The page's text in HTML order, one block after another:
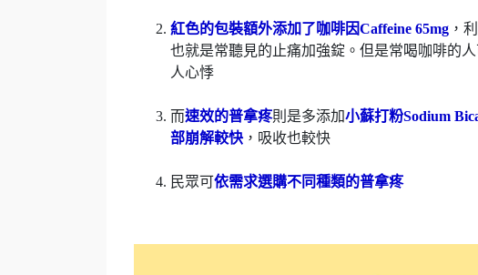
紅色的包裝額外添加了咖啡因Caffeine 65mg ，
也就是常聽見的止痛加強錠。但是常喝咖啡的
人心悸
而速效的普拿疼則是多添加小蘇打粉Sodium
部崩解較快 ，吸收也較快
民眾可依需求選購不同種類的普拿疼